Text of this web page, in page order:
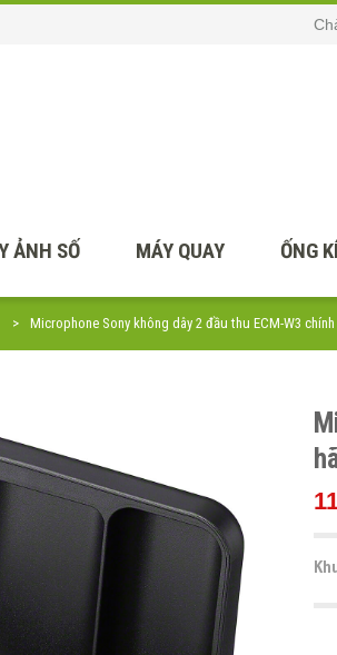
ẢNH SỐ MÁY QUAY ỐNG
Microphone Sony không dây 2 đầu thu ECM-W3